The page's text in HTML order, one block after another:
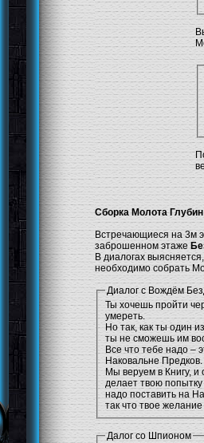
Сборка Молота Глубин
Встречающиеся на 3м
заброшенном этаже
В диалогах
необходимо собрать
Диалог с Вождём
Ты хочешь пройти
умереть.
Но так, как ты один
ты не сможешь им
Все что тебе надо –
Наковальне Предков.
Мы веруем в Книгу, и
делает твою
надо поставить на
так что твое
Далог со Шпионом